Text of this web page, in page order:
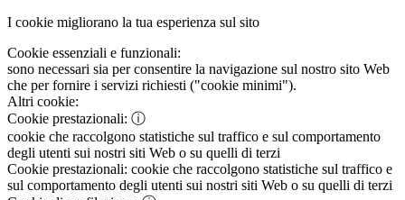
I cookie migliorano la tua esperienza sul sito
Cookie essenziali e funzionali:
sono necessari sia per consentire la navigazione sul nostro sito Web
che per fornire i servizi richiesti ("cookie minimi").
Altri cookie:
Cookie prestazionali: ⓘ
cookie che raccolgono statistiche sul traffico e sul comportamento
degli utenti sui nostri siti Web o su quelli di terzi
Cookie prestazionali: cookie che raccolgono statistiche sul traffico e
sul comportamento degli utenti sui nostri siti Web o su quelli di terzi